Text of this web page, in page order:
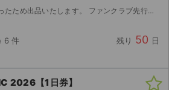
チケットです。 ※3枚大人チケット、2枚は小人チケットとなります。 ※年齢確認された場合は差額をお支払いすればご入場...
6 件 残り 50 日
2026【1日券】